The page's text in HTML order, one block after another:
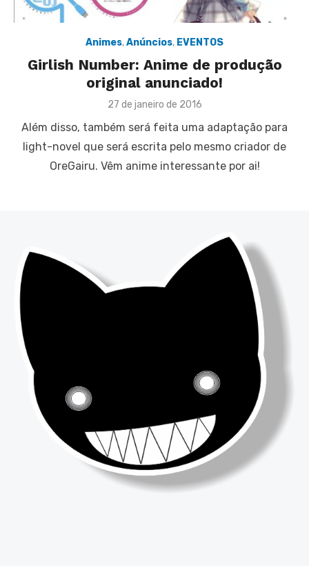
Animes,Anúncios, EVENTOS
Girlish Number: Anime de produção
original anunciado!
Posted
27 de janeiro de 2016
Além disso, também será feita uma adaptação para
light-novel que será escrita pelo mesmo criador de
OreGairu. Vêm anime interessante por ai!